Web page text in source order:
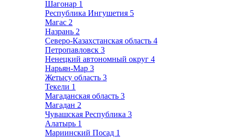
Шагонар 1
Республика Ингушетия 5
Магас 2
Назрань 2
Северо-Казахстанская область 4
Петропавловск 3
Ненецкий автономный округ 4
Нарьян-Мар 3
Жетысу область 3
Текели 1
Магаданская область 3
Магадан 2
Чувашская Республика 3
Алатырь 1
Мариинский Посад 1